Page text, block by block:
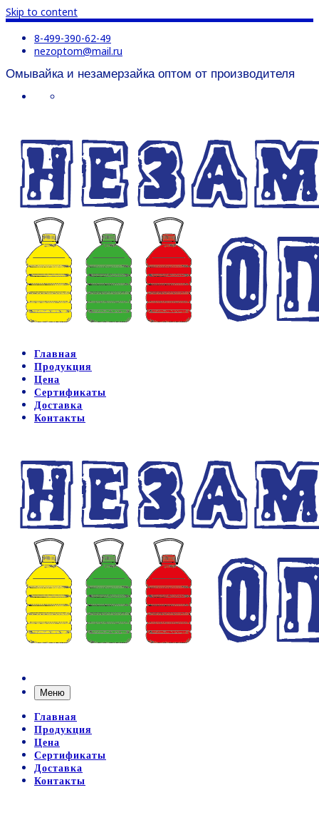
Skip to content
8-499-390-62-49
nezoptom@mail.ru
Омывайка и незамерзайка оптом от производителя
Главная
Продукция
Цена
Сертификаты
Доставка
Контакты
Меню
Главная
Продукция
Цена
Сертификаты
Доставка
Контакты